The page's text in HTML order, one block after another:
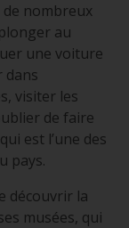
nombreux
au
une voiture
dans
visiter les
de faire
est l’une des
pays.
découvrir la
musées, qui